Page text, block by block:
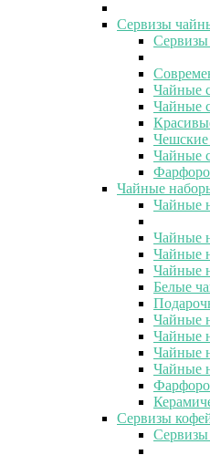
Сервизы
Чайные
Чайные
Чайные
Чайные
Чайные
Чайные
Чайные
Чайные
Белые
Чайные
Чайные
Чайные
Чайные
Сервизы